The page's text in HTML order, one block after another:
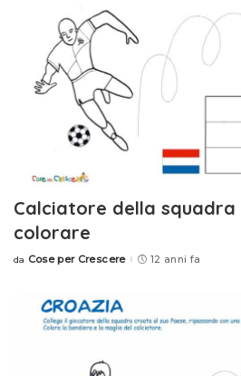
Calciatore della squadra
colorare
Posted
da Cose per Crescere 12 anni fa